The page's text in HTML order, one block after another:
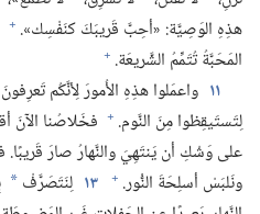
هذِهِ الوَصِيَّة:‏ «أحِبَّ قَريبَكَ كنَفْسِك».‏ +
المَحَبَّةُ تُتَمِّمُ الشَّريعَة.‏ +
١١ واعمَلوا هذِهِ الأُمورَ لِأنَّكُم
لِتَستَيقِظوا مِنَ النَّوم.‏ + فخَلاصُنا الآنَ
على وَشْكِ أن يَنتَهِيَ والنَّهارُ صارَ قَريبًا.‏
ونَلبَسْ أسلِحَةَ النُّور.‏ + ١٣ لِنَتَصَرَّفْ *